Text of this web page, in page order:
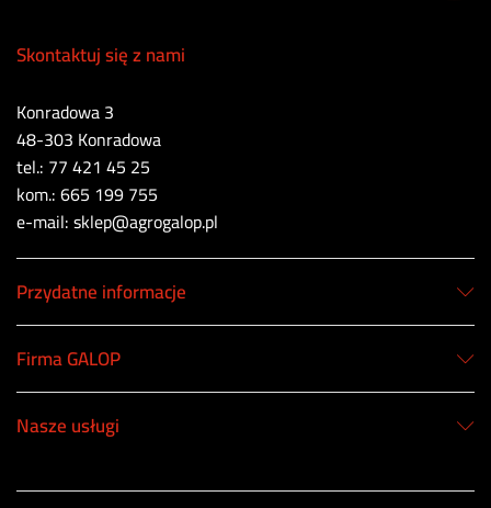
Skontaktuj się z nami
Konradowa 3
48-303 Konradowa
tel.: 77 421 45 25
kom.: 665 199 755
e-mail: sklep@agrogalop.pl
Przydatne informacje
Firma GALOP
Nasze usługi